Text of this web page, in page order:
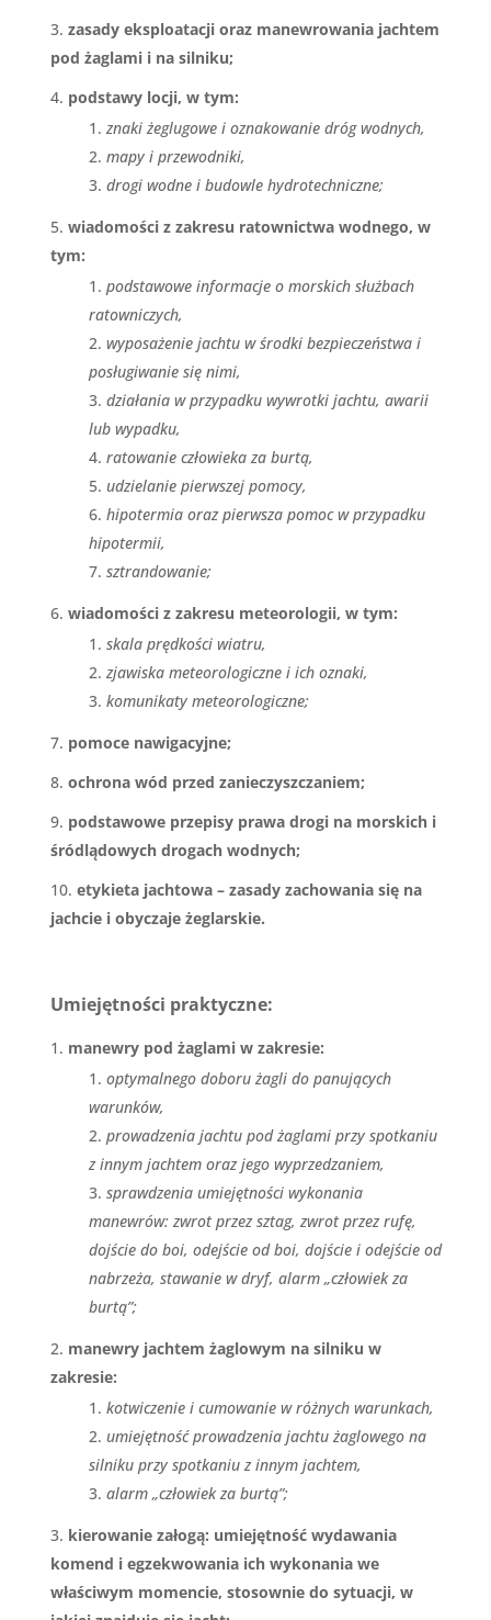
zasady eksploatacji oraz manewrowania jachtem
pod żaglami i na silniku;
podstawy locji, w tym:
znaki żeglugowe i oznakowanie dróg wodnych,
mapy i przewodniki,
drogi wodne i budowle hydrotechniczne;
wiadomości z zakresu ratownictwa wodnego, w
tym:
podstawowe informacje o morskich służbach
ratowniczych,
wyposażenie jachtu w środki bezpieczeństwa i
posługiwanie się nimi,
działania w przypadku wywrotki jachtu, awarii
lub wypadku,
ratowanie człowieka za burtą,
udzielanie pierwszej pomocy,
hipotermia oraz pierwsza pomoc w przypadku
hipotermii,
sztrandowanie;
wiadomości z zakresu meteorologii, w tym:
skala prędkości wiatru,
zjawiska meteorologiczne i ich oznaki,
komunikaty meteorologiczne;
pomoce nawigacyjne;
ochrona wód przed zanieczyszczaniem;
podstawowe przepisy prawa drogi na morskich i
śródlądowych drogach wodnych;
etykieta jachtowa – zasady zachowania się na
jachcie i obyczaje żeglarskie.
Umiejętności praktyczne:
manewry pod żaglami w zakresie:
optymalnego doboru żagli do panujących
warunków,
prowadzenia jachtu pod żaglami przy spotkaniu
z innym jachtem oraz jego wyprzedzaniem,
sprawdzenia umiejętności wykonania
manewrów: zwrot przez sztag, zwrot przez rufę,
dojście do boi, odejście od boi, dojście i odejście od
nabrzeża, stawanie w dryf, alarm „człowiek za
burtą”;
manewry jachtem żaglowym na silniku w
zakresie:
kotwiczenie i cumowanie w różnych warunkach,
umiejętność prowadzenia jachtu żaglowego na
silniku przy spotkaniu z innym jachtem,
alarm „człowiek za burtą”;
kierowanie załogą: umiejętność wydawania
komend i egzekwowania ich wykonania we
właściwym momencie, stosownie do sytuacji, w